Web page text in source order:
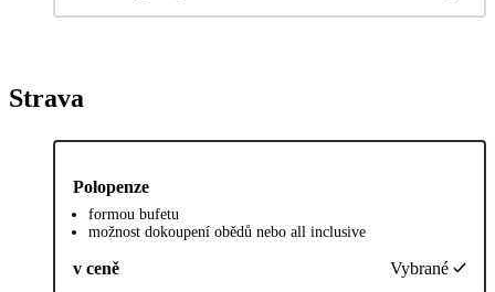
Strava
Polopenze
formou bufetu
možnost dokoupení obědů nebo all inclusive
v ceně Vybrané